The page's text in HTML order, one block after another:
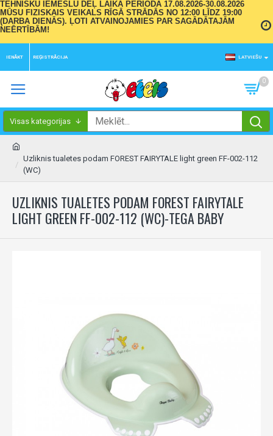
TEHNISKU IEMESLU DĒĻ LAIKA PERIODĀ 17.08.2026-30.08.2026
MŪSU FIZISKAIS VEIKALS RĪGĀ STRĀDĀS NO 12:00 LĪDZ 19:00
(DARBA DIENĀS). ĻOTI ATVAINOJAMIES PAR SAGĀDĀTAJĀM
NEĒRTĪBĀM!
IENĀKT REĢISTRĀCIJA LATVIEŠU
0
Visas kategorijas
Uzliknis tualetes podam FOREST FAIRYTALE light green FF-002-112
(WC)
UZLIKNIS TUALETES PODAM FOREST FAIRYTALE
LIGHT GREEN FF-002-112 (WC)-TEGA BABY